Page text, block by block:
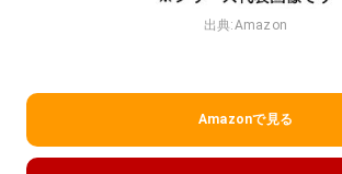
出典:Amazon
Amazonで見る